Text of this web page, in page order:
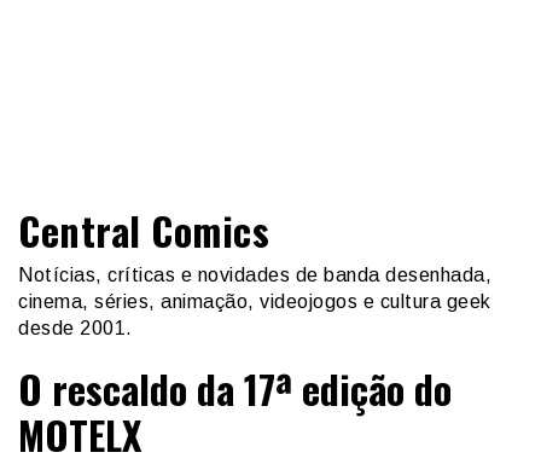
Central Comics
Notícias, críticas e novidades de banda desenhada,
cinema, séries, animação, videojogos e cultura geek
desde 2001.
O rescaldo da 17ª edição do
MOTELX